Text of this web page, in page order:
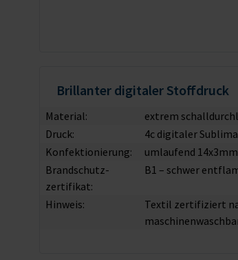
Brillanter digitaler Stoffdruck
Material:
extrem
Druck:
4c digitaler
Konfektionierung:
umlaufend
Brandschutz­
zertifikat:
B1 – schwer
Hinweis:
Textil zertifiziert